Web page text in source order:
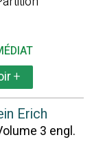
+
Erich
3 engl.